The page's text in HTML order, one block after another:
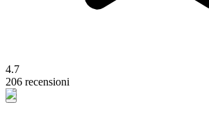
4.7
206 recensioni